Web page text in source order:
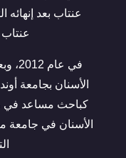
عنتاب بعد إنهائه
عنتاب
في
الأسنان بجامعة
كباحث مساعد في
الأسنان في جامعة